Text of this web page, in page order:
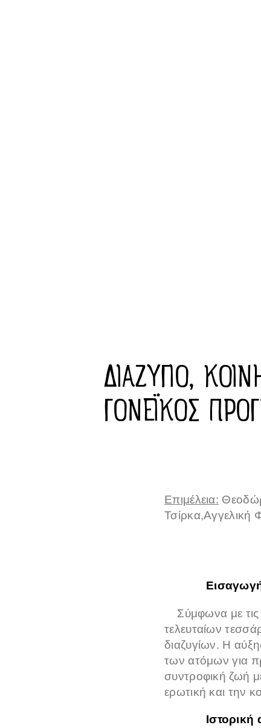
ΔΙΑΖΥΓΙΟ,
ΓΟΝΕΪΚΟΣ
Επιμέλεια:
Σύμφωνα με τις
τελευταίων
διαζυγίων. Η
των ατόμων για
συντροφική ζωή
ερωτική και την
Ιστορική